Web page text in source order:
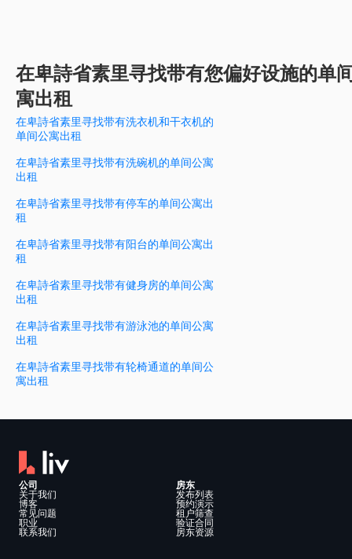
在卑詩省素里寻找带有您偏好设施的单
寓出租
在卑詩省素里寻找带有洗衣机和干衣机的
单间公寓出租
在卑詩省素里寻找带有洗碗机的单间公寓
出租
在卑詩省素里寻找带有停车的单间公寓出
租
在卑詩省素里寻找带有阳台的单间公寓出
租
在卑詩省素里寻找带有健身房的单间公寓
出租
在卑詩省素里寻找带有游泳池的单间公寓
出租
在卑詩省素里寻找带有轮椅通道的单间公
寓出租
公司
关于我们
博客
常见问题
职业
联系我们
房东
发布列表
预约演示
租户筛查
验证合同
房东资源